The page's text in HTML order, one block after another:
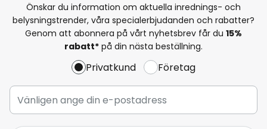
Önskar du information om aktuella inrednings- och
belysningstrender, våra specialerbjudanden och rabatter?
Genom att abonnera på vårt nyhetsbrev får du 15%
rabatt* på din nästa beställning.
Privatkund Företag